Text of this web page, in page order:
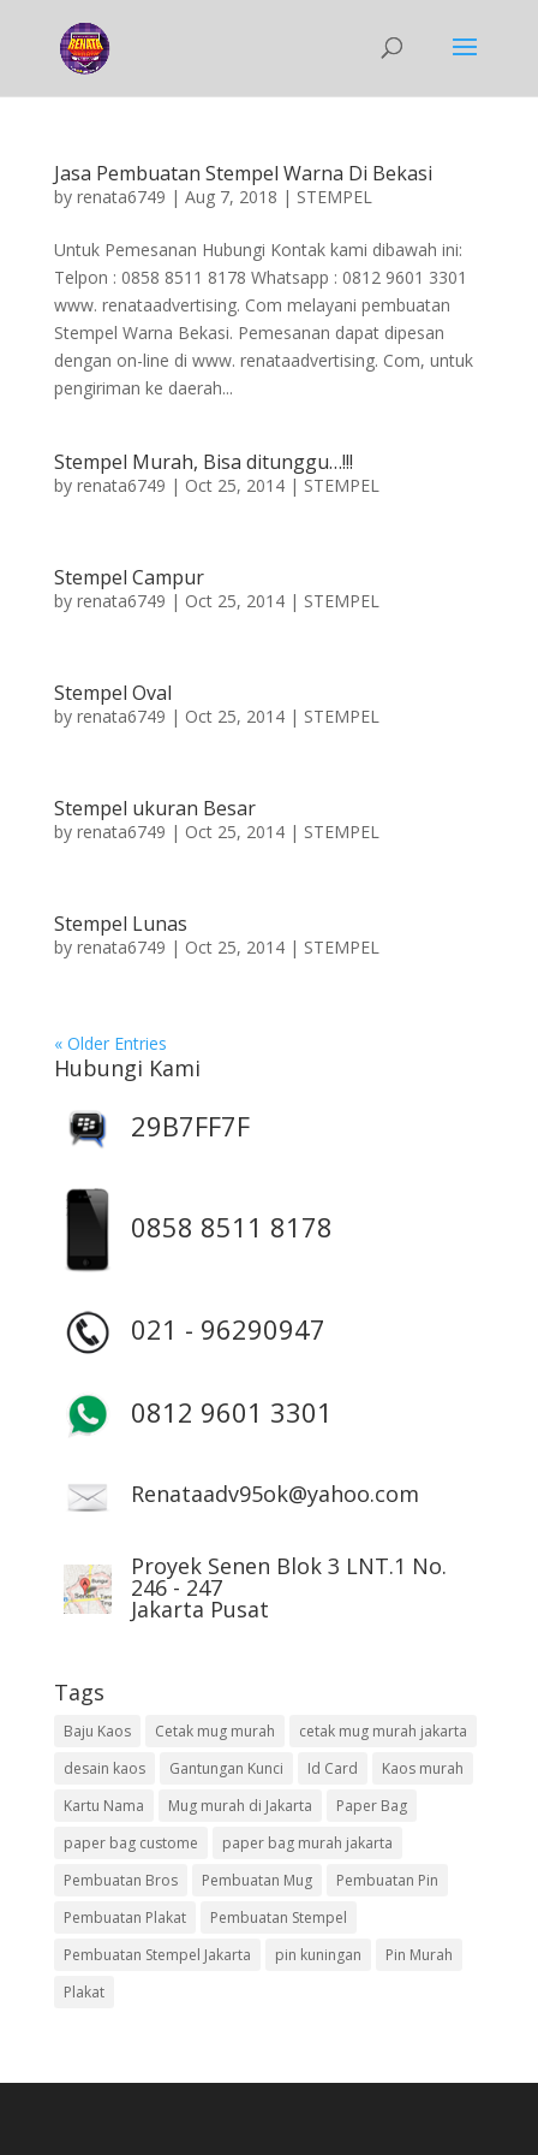
Jasa Pembuatan Stempel Warna Di Bekasi
by renata6749 | Aug 7, 2018 | STEMPEL
Untuk Pemesanan Hubungi Kontak kami dibawah ini:
Telpon : 0858 8511 8178 Whatsapp : 0812 9601 3301
www. renataadvertising. Com melayani pembuatan
Stempel Warna Bekasi. Pemesanan dapat dipesan
dengan on-line di www. renataadvertising. Com, untuk
pengiriman ke daerah...
Stempel Murah, Bisa ditunggu…!!!
by renata6749 | Oct 25, 2014| STEMPEL
Stempel Campur
by renata6749 | Oct 25, 2014| STEMPEL
Stempel Oval
by renata6749 | Oct 25, 2014| STEMPEL
Stempel ukuran Besar
by renata6749 | Oct 25, 2014| STEMPEL
Stempel Lunas
by renata6749 | Oct 25, 2014| STEMPEL
« Older Entries
Hubungi Kami
29B7FF7F
0858 8511 8178
021 - 96290947
0812 9601 3301
Renataadv95ok@yahoo.com
Proyek Senen Blok 3 LNT.1 No.
246 - 247
Jakarta Pusat
Tags
Baju Kaos Cetak mug murah
cetak mug murah jakarta
desain kaos
Gantungan Kunci Id Card
Kaos murah
Kartu Nama
Mug murah di Jakarta
Paper Bag
paper bag custome
paper bag murah jakarta
Pembuatan Bros
Pembuatan Mug
Pembuatan Pin
Pembuatan Plakat
Pembuatan Stempel
Pembuatan Stempel Jakarta
pin kuningan
Pin Murah
Plakat